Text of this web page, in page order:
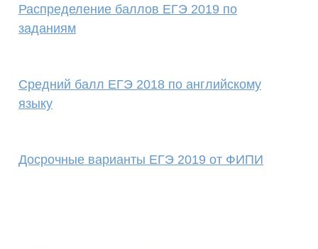
Распределение баллов ЕГЭ 2019 по
заданиям
Средний балл ЕГЭ 2018 по английскому
языку
Досрочные варианты ЕГЭ 2019 от ФИПИ